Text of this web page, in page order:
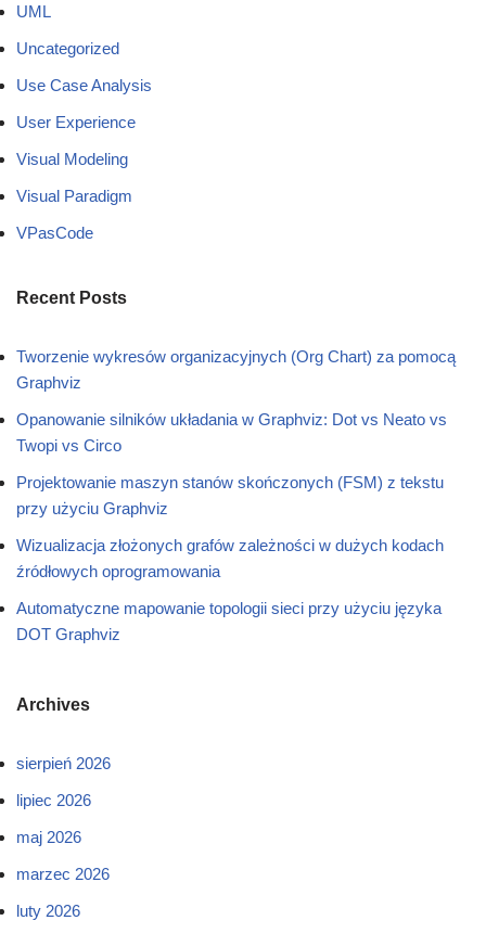
UML
Uncategorized
Use Case Analysis
User Experience
Visual Modeling
Visual Paradigm
VPasCode
Recent Posts
Tworzenie wykresów organizacyjnych (Org Chart) za pomocą
Graphviz
Opanowanie silników układania w Graphviz: Dot vs Neato vs
Twopi vs Circo
Projektowanie maszyn stanów skończonych (FSM) z tekstu
przy użyciu Graphviz
Wizualizacja złożonych grafów zależności w dużych kodach
źródłowych oprogramowania
Automatyczne mapowanie topologii sieci przy użyciu języka
DOT Graphviz
Archives
sierpień 2026
lipiec 2026
maj 2026
marzec 2026
luty 2026